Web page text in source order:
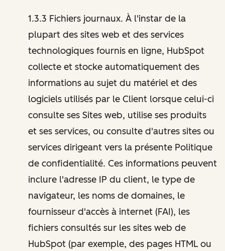
1.3.3 Fichiers journaux. À l'instar de la
plupart des sites web et des services
technologiques fournis en ligne, HubSpot
collecte et stocke automatiquement des
informations au sujet du matériel et des
logiciels utilisés par le Client lorsque celui-ci
consulte ses Sites web, utilise ses produits
et ses services, ou consulte d'autres sites ou
services dirigeant vers la présente Politique
de confidentialité. Ces informations peuvent
inclure l'adresse IP du client, le type de
navigateur, les noms de domaines, le
fournisseur d'accès à internet (FAI), les
fichiers consultés sur les sites web de
HubSpot (par exemple, des pages HTML ou